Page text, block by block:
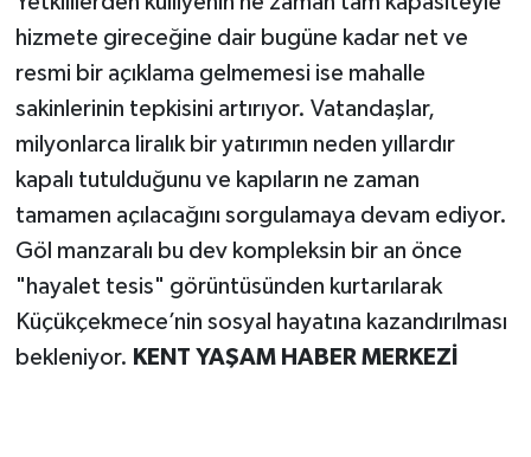
hizmete gireceğine dair bugüne kadar net ve
resmi bir açıklama gelmemesi ise mahalle
sakinlerinin tepkisini artırıyor. Vatandaşlar,
milyonlarca liralık bir yatırımın neden yıllardır
kapalı tutulduğunu ve kapıların ne zaman
tamamen açılacağını sorgulamaya devam ediyor.
Göl manzaralı bu dev kompleksin bir an önce
"hayalet tesis" görüntüsünden kurtarılarak
Küçükçekmece’nin sosyal hayatına kazandırılması
bekleniyor. KENT YAŞAM HABER MERKEZİ